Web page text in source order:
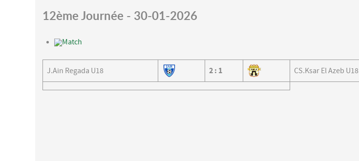
12ème Journée - 30-01-2026
Match
J.Ain Regada U18 2 : 1 CS.Ksar El Azeb U18